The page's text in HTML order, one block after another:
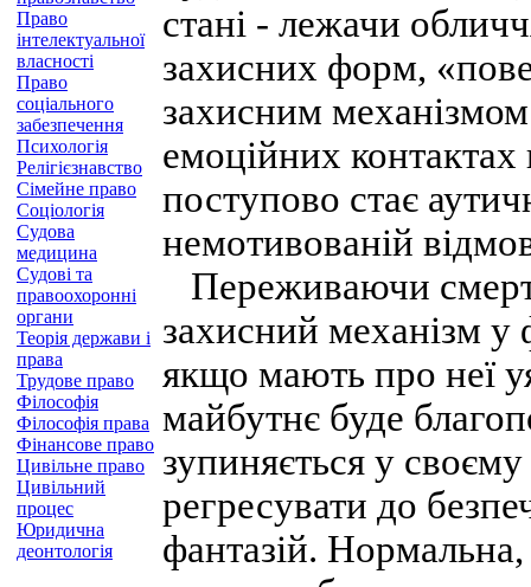
Право
інтелектуальної
власності
Право
соціального
забезпечення
Психологія
Релігієзнавство
Сімейне право
Соціологія
Судова
медицина
Судові та
правоохоронні
органи
Теорія держави і
права
Трудове право
Філософія
Філософія права
Фінансове право
Цивільне право
Цивільний
процес
Юридична
деонтологія
стані - лежачи
захисних форм,
захисним
емоційних
поступово стає
немотивованій
Переживаючи
захисний механізм у
якщо мають про неї
майбутнє буде
зупиняється у
регресувати до
фантазій. Нормальна,